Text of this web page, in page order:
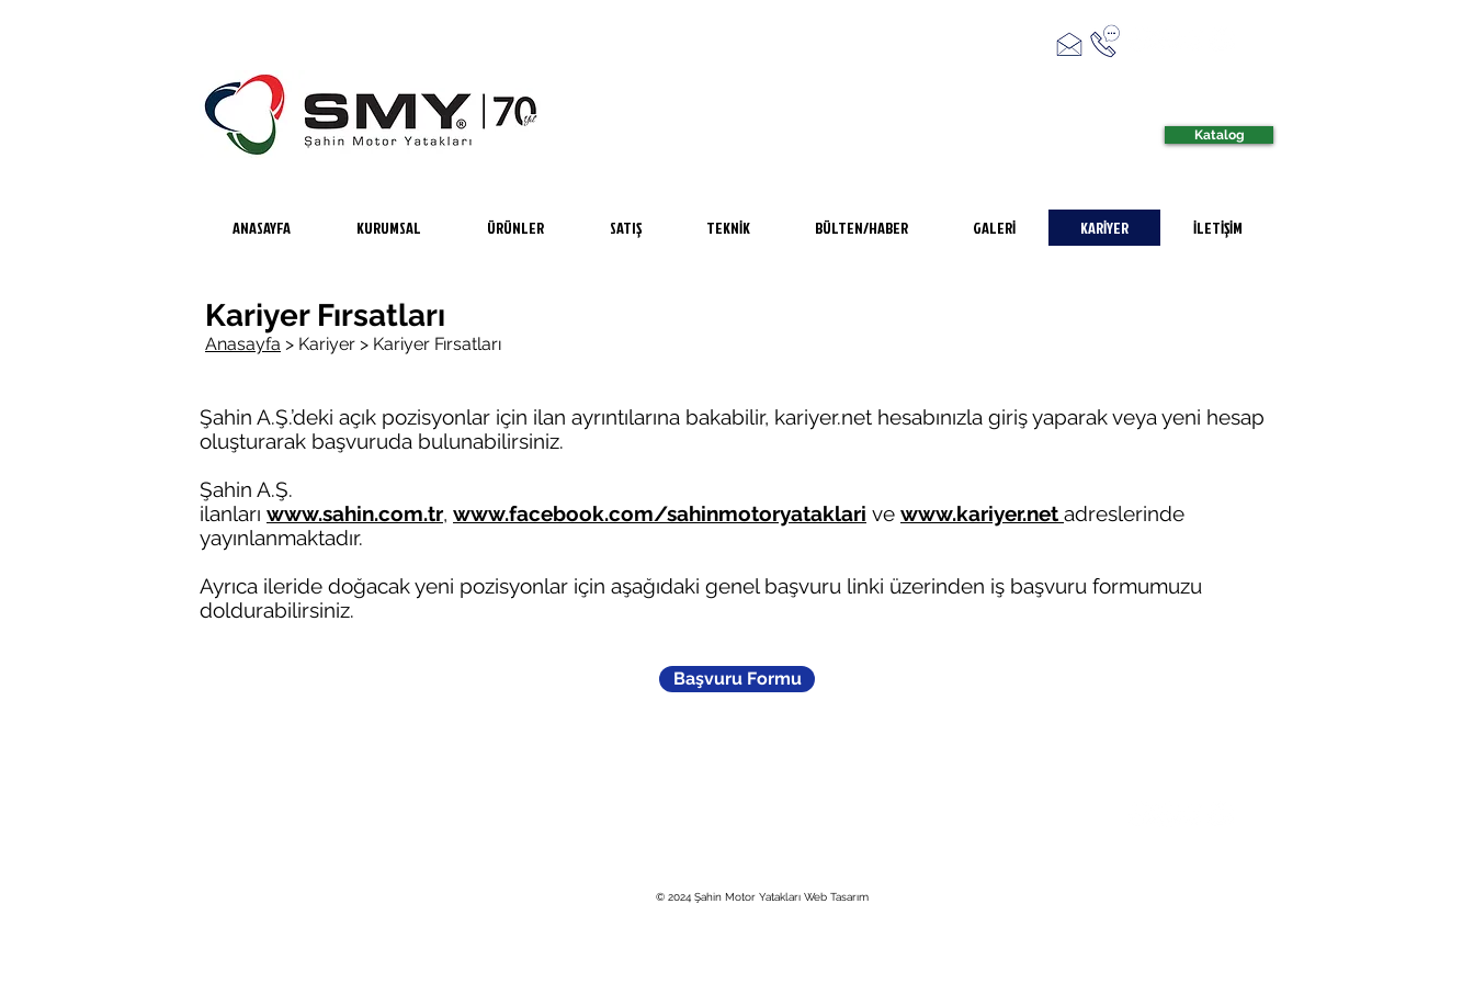
Katalog
ANASAYFA KURUMSAL ÜRÜNLER SATIŞ TEKNİK BÜLTEN/HABER GALERİ KARİYER İLETİŞİM
Kariyer Fırsatları
Anasayfa > Kariyer > Kariyer Fırsatları
Şahin A.Ş.’deki açık pozisyonlar için ilan ayrıntılarına bakabilir, kariyer.net hesabınızla giriş yaparak veya yeni hesap
oluşturarak başvuruda bulunabilirsiniz.
Şahin A.Ş.
ilanları www.sahin.com.tr, www.facebook.com/sahinmotoryataklari ve www.kariyer.net adreslerinde
yayınlanmaktadır.
Ayrıca ileride doğacak yeni pozisyonlar için aşağıdaki genel başvuru linki üzerinden iş başvuru formumuzu
doldurabilirsiniz.
Başvuru Formu
© 2024 Şahin Motor Yatakları Web Tasarım